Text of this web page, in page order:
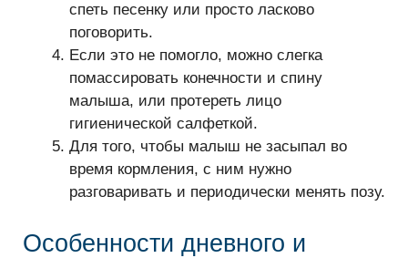
спеть песенку или просто ласково
поговорить.
Если это не помогло, можно слегка
помассировать конечности и спину
малыша, или протереть лицо
гигиенической салфеткой.
Для того, чтобы малыш не засыпал во
время кормления, с ним нужно
разговаривать и периодически менять позу.
Особенности дневного и